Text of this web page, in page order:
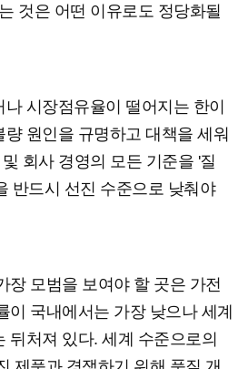
것은 어떤 이유로도 정당화될
시장점유율이 떨어지는 한이
원인을 규명하고 대책을 세워
회사 경영의 모든 기준을 '질
반드시 선진 수준으로 낮춰야
장 모범을 보여야 할 곳은 가전
이 국내에서는 가장 낮으나 세계
뒤처져 있다. 세계 수준으로의